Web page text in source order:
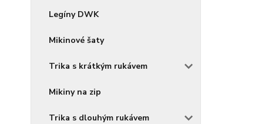
Legíny DWK
Mikinové šaty
Trika s krátkým rukávem
Mikiny na zip
Trika s dlouhým rukávem